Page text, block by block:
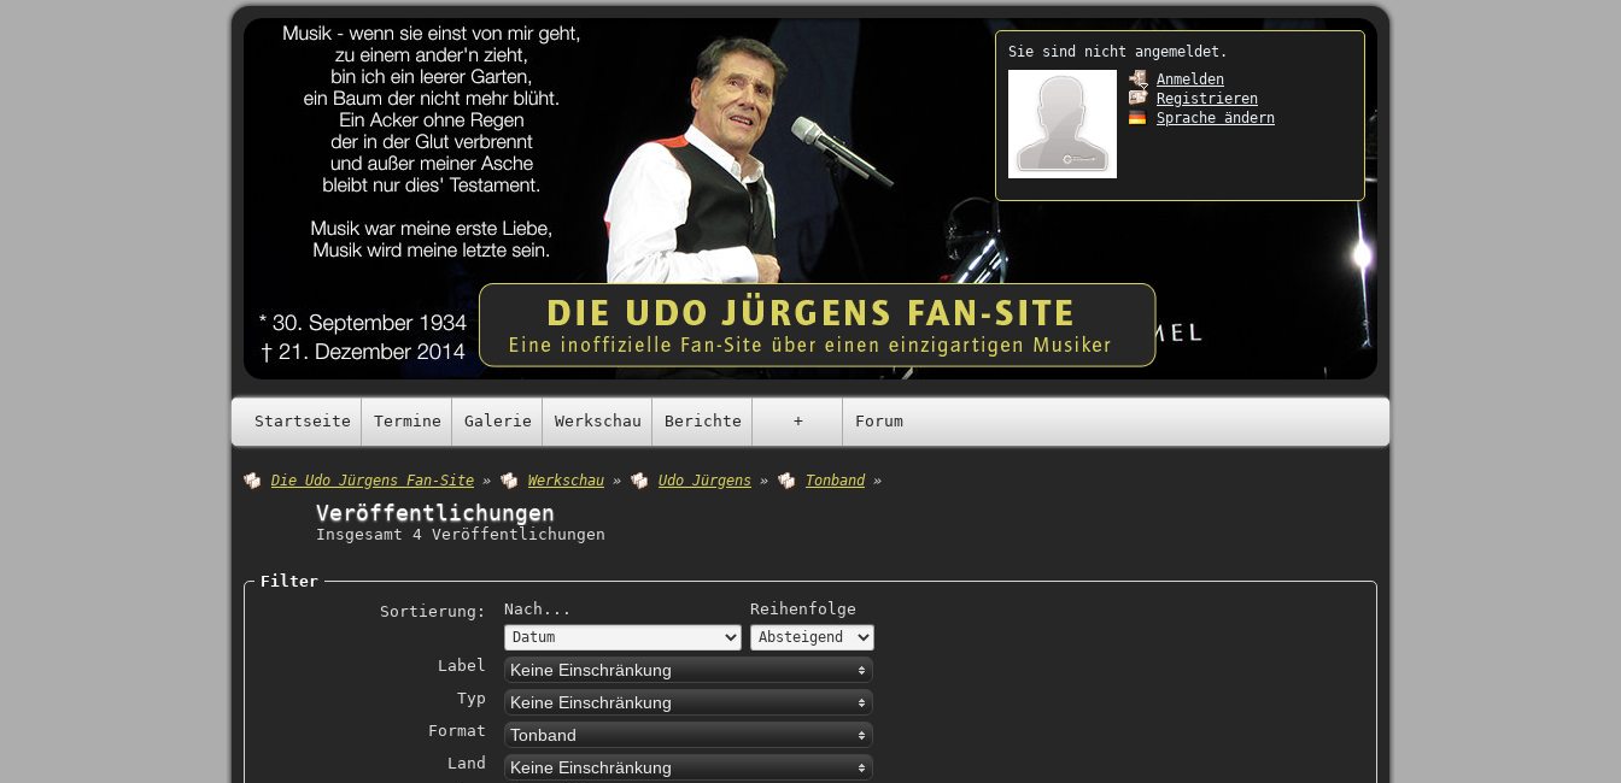
Sie sind nicht angemeldet.
Anmelden
Registrieren
Sprache ändern
Startseite Termine Galerie Werkschau Berichte + Forum
Die Udo Jürgens Fan-Site » Werkschau » Udo Jürgens » Tonband »
Veröffentlichungen
Insgesamt 4 Veröffentlichungen
Filter
Sortierung:
Nach... Reihenfolge
Label Keine Einschränkung
Typ Keine Einschränkung
Format Tonband
Land Keine Einschränkung